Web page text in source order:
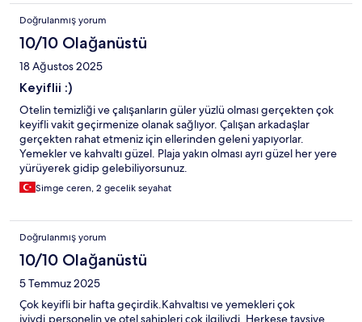
Doğrulanmış yorum
10/10 Olağanüstü
18 Ağustos 2025
Keyiflii :)
Otelin temizliği ve çalışanların güler yüzlü olması gerçekten çok
keyifli vakit geçirmenize olanak sağlıyor. Çalışan arkadaşlar
gerçekten rahat etmeniz için ellerinden geleni yapıyorlar.
Yemekler ve kahvaltı güzel. Plaja yakın olması ayrı güzel her yere
yürüyerek gidip gelebiliyorsunuz.
Simge ceren, 2 gecelik seyahat
Doğrulanmış yorum
10/10 Olağanüstü
5 Temmuz 2025
Çok keyifli bir hafta geçirdik.Kahvaltısı ve yemekleri çok
iyiydi,personelin ve otel sahipleri çok ilgiliydi. Herkese tavsiye